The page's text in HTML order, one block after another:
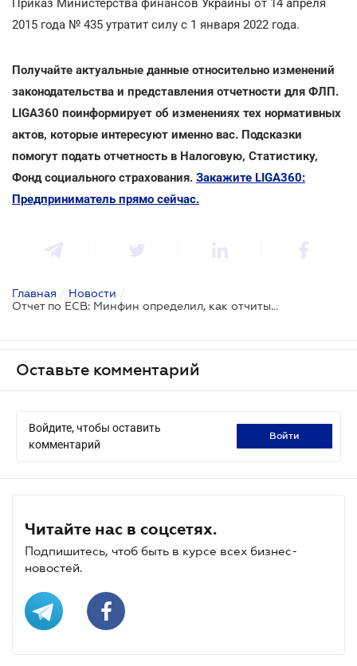
Приказ Министерства финансов Украины от 14 апреля
2015 года № 435 утратит силу с 1 января 2022 года.
Получайте актуальные данные относительно изменений
законодательства и представления отчетности для ФЛП.
LIGA360 поинформирует об изменениях тех нормативных
актов, которые интересуют именно вас. Подсказки
помогут подать отчетность в Налоговую, Статистику,
Фонд социального страхования. Закажите LIGA360:
Предприниматель прямо сейчас.
Главная / Новости /
Отчет по ЕСВ: Минфин определил, как отчитываться по "старым" формам
Оставьте комментарий
Войдите, чтобы оставить
комментарий
войти
Читайте нас в соцсетях.
Подпишитесь, чтоб быть в курсе всех бизнес-
новостей.